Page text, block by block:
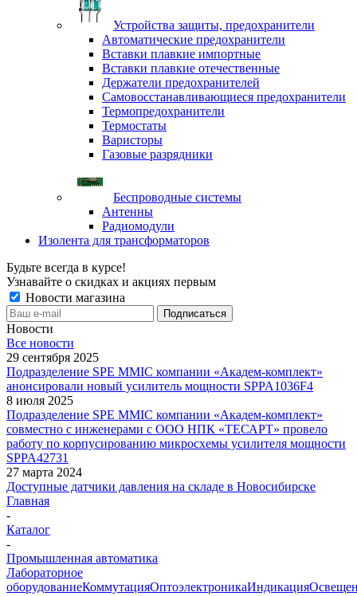
Устройства защиты, предохранители
Автоматические предохранители
Вставки плавкие импортные
Вставки плавкие отечественные
Держатели предохранителей
Самовосстанавливающиеся предохранители
Термопредохранители
Термостаты
Варисторы
Газовые разрядники
Беспроводные системы
Антенны
Радиомодули
Изолента для трансформаторов
Будьте всегда в курсе!
Узнавайте о скидках и акциях первым
Новости магазина
Новости
Все новости
29 сентября 2025
Подразделение SPE MMIC компании «Академ-комплект»
анонсировали новый усилитель мощности SPPA1036F4
8 июля 2025
Подразделение SPE MMIC компании «Академ-комплект»
совместно с инженерами с ООО НПК «ТЕСАРТ» провело
работу по корпусированию микросхемы усилителя мощности
SPPA42731
27 марта 2024
Доступные датчики давления на складе в Новосибирске
Главная
-
Каталог
-
Промышленная автоматика
Лабораторное
оборудованиеКоммутацияОптоэлектроникаИндикация